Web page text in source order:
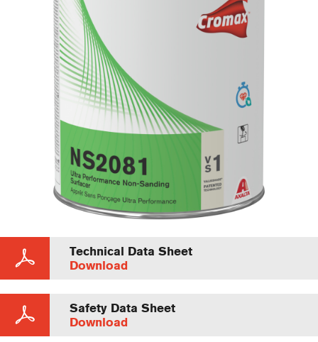
Technical Data Sheet
Download
Safety Data Sheet
Download